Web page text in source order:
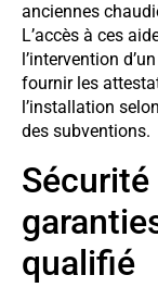
anciennes
L’accès à ces
l’intervention
fournir les
l’installation
des subventions.
qualifié